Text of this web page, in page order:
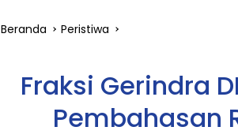
Beranda Peristiwa
Fraksi Gerindra
Pembahasan